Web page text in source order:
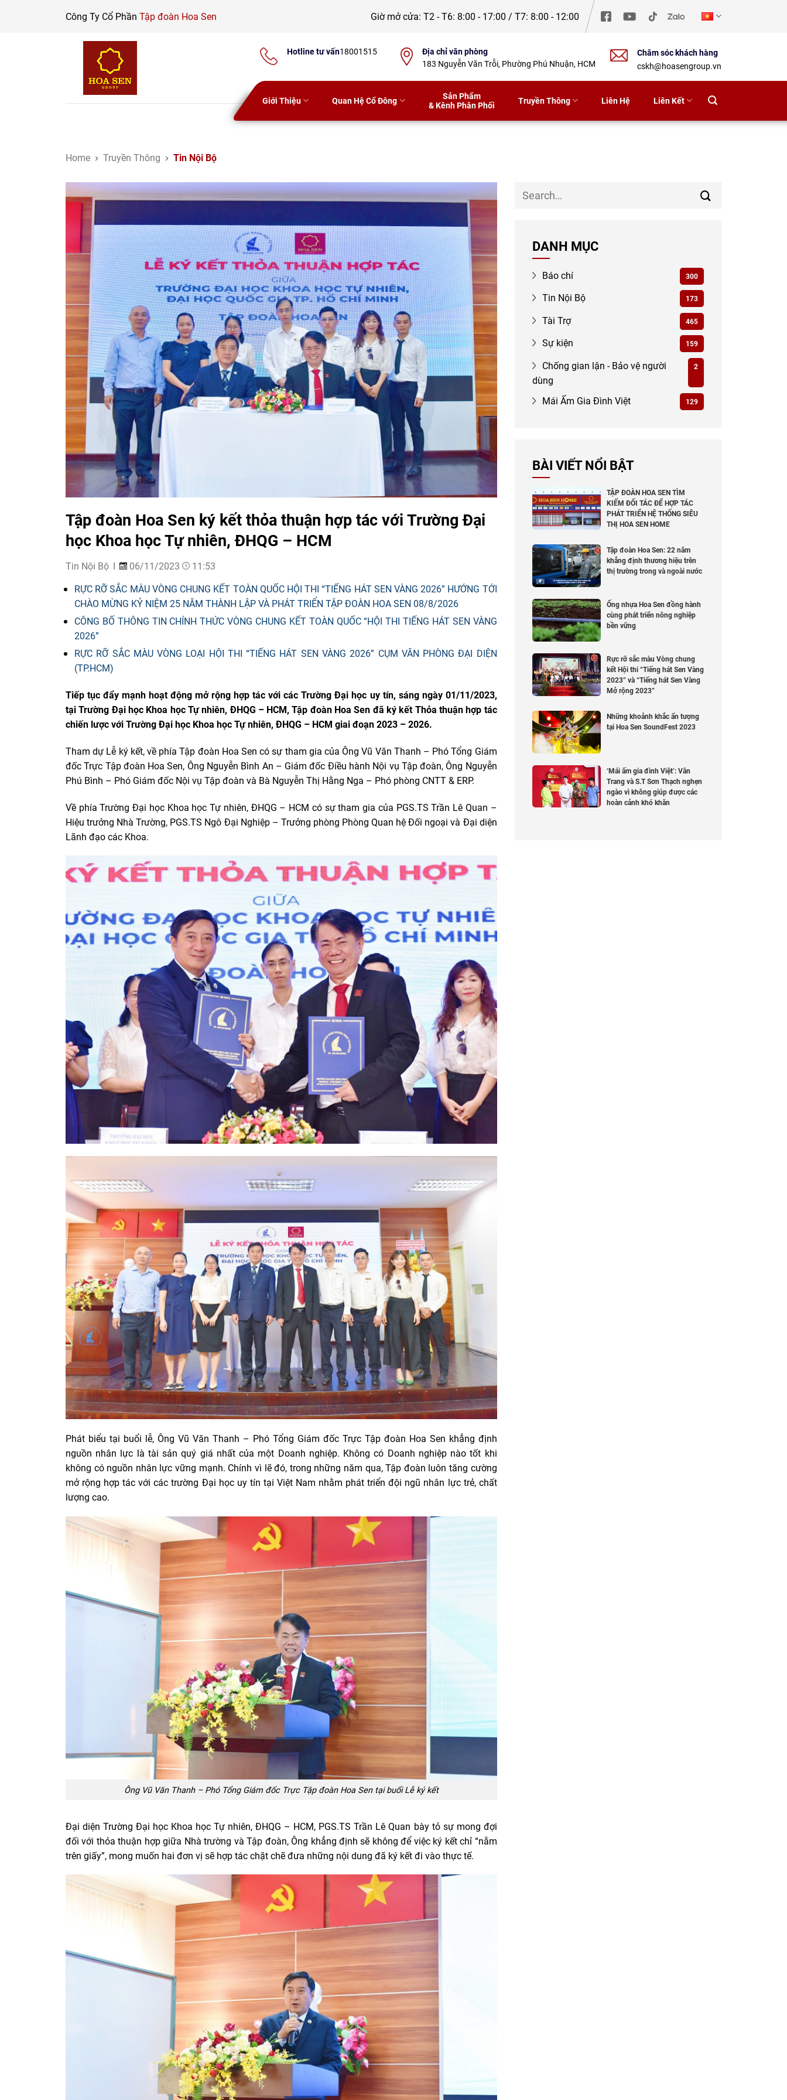
Công Ty Cổ Phần Tập đoàn Hoa Sen Giờ mở cửa:T2 - T6: 8:00 - 17:00 / T7: 8:00 - 12:00
Giới Thiệu Quan Hệ Cổ Đông
Sản Phẩm
& Kênh Phân Phối
Truyền Thông Liên Hệ Liên Kết
Hotline tư vấn18001515
Địa chỉ văn phòng
183 Nguyễn Văn Trỗi, Phường Phú Nhuận, HCM
Chăm sóc khách hàng
cskh@hoasengroup.vn
Home Truyền Thông Tin Nội Bộ
Tập đoàn Hoa Sen ký kết thỏa thuận hợp tác với Trường Đại
học Khoa học Tự nhiên, ĐHQG – HCM
Tin Nội Bộ 06/11/2023
11:53
RỰC RỠ SẮC MÀU VÒNG CHUNG KẾT TOÀN QUỐC HỘI THI “TIẾNG HÁT SEN VÀNG 2026” HƯỚNG TỚI
CHÀO MỪNG KỶ NIỆM 25 NĂM THÀNH LẬP VÀ PHÁT TRIỂN TẬP ĐOÀN HOA SEN 08/8/2026
CÔNG BỐ THÔNG TIN CHÍNH THỨC VÒNG CHUNG KẾT TOÀN QUỐC “HỘI THI TIẾNG HÁT SEN VÀNG
2026”
RỰC RỠ SẮC MÀU VÒNG LOẠI HỘI THI “TIẾNG HÁT SEN VÀNG 2026” CỤM VĂN PHÒNG ĐẠI DIỆN
(TP.HCM)
Tiếp tục đẩy mạnh hoạt động mở rộng hợp tác với các Trường Đại học uy tín, sáng ngày 01/11/2023,
tại Trường Đại học Khoa học Tự nhiên, ĐHQG – HCM, Tập đoàn Hoa Sen đã ký kết Thỏa thuận hợp tác
chiến lược với Trường Đại học Khoa học Tự nhiên, ĐHQG – HCM giai đoạn 2023 – 2026.
Tham dự Lễ ký kết, về phía Tập đoàn Hoa Sen có sự tham gia của Ông Vũ Văn Thanh – Phó Tổng Giám
đốc Trực Tập đoàn Hoa Sen, Ông Nguyễn Bình An – Giám đốc Điều hành Nội vụ Tập đoàn, Ông Nguyễn
Phú Bình – Phó Giám đốc Nội vụ Tập đoàn và Bà Nguyễn Thị Hằng Nga – Phó phòng CNTT & ERP.
Về phía Trường Đại học Khoa học Tự nhiên, ĐHQG – HCM có sự tham gia của PGS.TS Trần Lê Quan –
Hiệu trưởng Nhà Trường, PGS.TS Ngô Đại Nghiệp – Trưởng phòng Phòng Quan hệ Đối ngoại và Đại diện
Lãnh đạo các Khoa.
Phát biểu tại buổi lễ, Ông Vũ Văn Thanh – Phó Tổng Giám đốc Trực Tập đoàn Hoa Sen khẳng định
nguồn nhân lực là tài sản quý giá nhất của một Doanh nghiệp. Không có Doanh nghiệp nào tốt khi
không có nguồn nhân lực vững mạnh. Chính vì lẽ đó, trong những năm qua, Tập đoàn luôn tăng cường
mở rộng hợp tác với các trường Đại học uy tín tại Việt Nam nhằm phát triển đội ngũ nhân lực trẻ, chất
lượng cao.
Ông Vũ Văn Thanh – Phó Tổng Giám đốc Trực Tập đoàn Hoa Sen tại buổi Lễ ký kết
Đại diện Trường Đại học Khoa học Tự nhiên, ĐHQG – HCM, PGS.TS Trần Lê Quan bày tỏ sự mong đợi
đối với thỏa thuận hợp giữa Nhà trường và Tập đoàn, Ông khẳng định sẽ không để việc ký kết chỉ “nằm
trên giấy”, mong muốn hai đơn vị sẽ hợp tác chặt chẽ đưa những nội dung đã ký kết đi vào thực tế.
DANH MỤC
Báo chí 300
Tin Nội Bộ 173
Tài Trợ 465
Sự kiện 159
Chống gian lận - Bảo vệ người
dùng
2
Mái Ấm Gia Đình Việt 129
BÀI VIẾT NỔI BẬT
TẬP ĐOÀN HOA SEN TÌM
KIẾM ĐỐI TÁC ĐỂ HỢP TÁC
PHÁT TRIỂN HỆ THỐNG SIÊU
THỊ HOA SEN HOME
Tập đoàn Hoa Sen: 22 năm
khẳng định thương hiệu trên
thị trường trong và ngoài nước
Ống nhựa Hoa Sen đồng hành
cùng phát triển nông nghiệp
bền vững
Rực rỡ sắc màu Vòng chung
kết Hội thi “Tiếng hát Sen Vàng
2023” và “Tiếng hát Sen Vàng
Mở rộng 2023”
Những khoảnh khắc ấn tượng
tại Hoa Sen SoundFest 2023
‘Mái ấm gia đình Việt’: Vân
Trang và S.T Sơn Thạch nghẹn
ngào vì không giúp được các
hoàn cảnh khó khăn